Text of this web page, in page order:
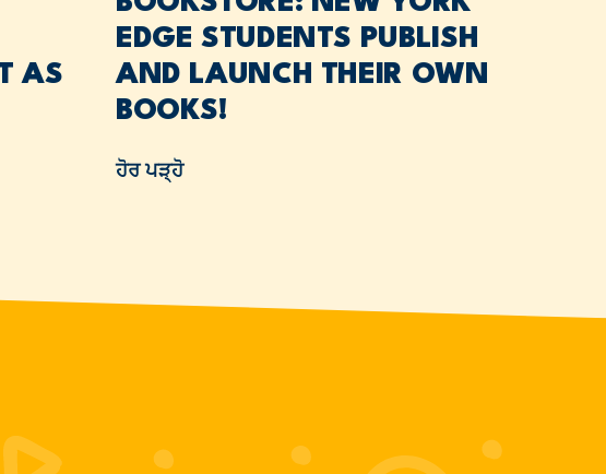
AS
EDGE STUDENTS PUBLISH
AND LAUNCH THEIR OWN
BOOKS!
ਹੋਰ ਪੜ੍ਹੋ